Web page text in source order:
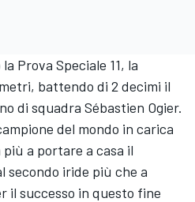
Prova Speciale 11, la
battendo di 2 decimi il
di squadra Sébastien Ogier.
del mondo in carica
a portare a casa il
secondo iride più che a
il successo in questo fine